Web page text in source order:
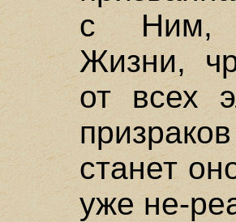
с Ним,
Жизни,
от всех
станет
уже не-